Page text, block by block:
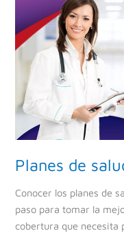
Planes de
Conocer los planes de
paso para tomar la
cobertura que necesita
de
salud
en
Austin
Texas